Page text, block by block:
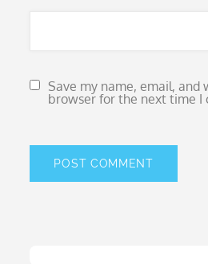
Save my name, email, and
browser for the next time I